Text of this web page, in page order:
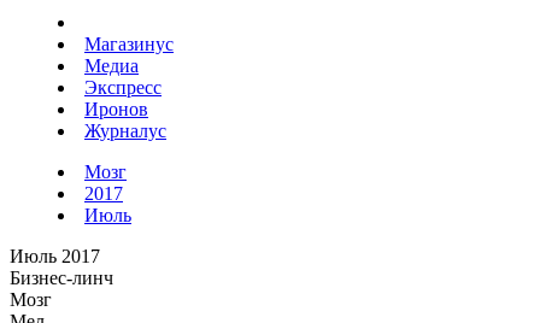
Магазинус
Медиа
Экспресс
Иронов
Журналус
Мозг
2017
Июль
Июль 2017
Бизнес-линч
Мозг